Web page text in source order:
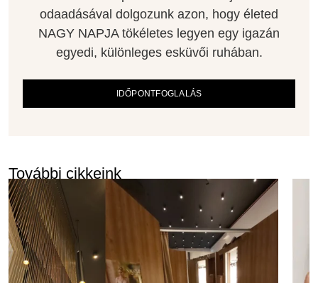
odaadásával dolgozunk azon, hogy életed
NAGY NAPJA tökéletes legyen egy igazán
egyedi, különleges esküvői ruhában.
IDŐPONTFOGLALÁS
További cikkeink